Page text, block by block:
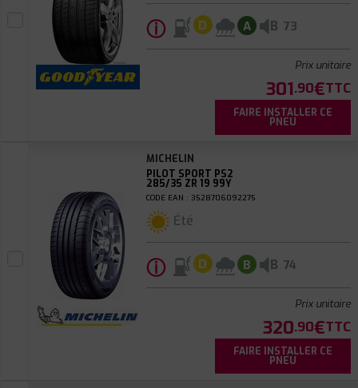
ⓘ D A B 73
Prix unitaire
301.90€TTC
FAIRE INSTALLER CE
PNEU
MICHELIN
PILOT SPORT PS2
285/35 ZR 19 99Y
CODE EAN : 3528706092275
Été
ⓘ D B B 74
Prix unitaire
320.90€TTC
FAIRE INSTALLER CE
PNEU